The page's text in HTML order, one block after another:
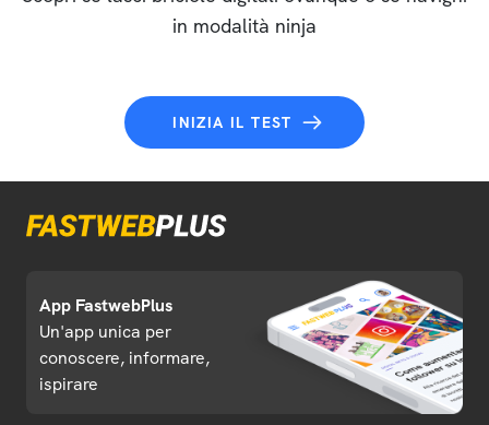
in modalità ninja
INIZIA IL TEST
App FastwebPlus
Un'app unica per
conoscere, informare,
ispirare